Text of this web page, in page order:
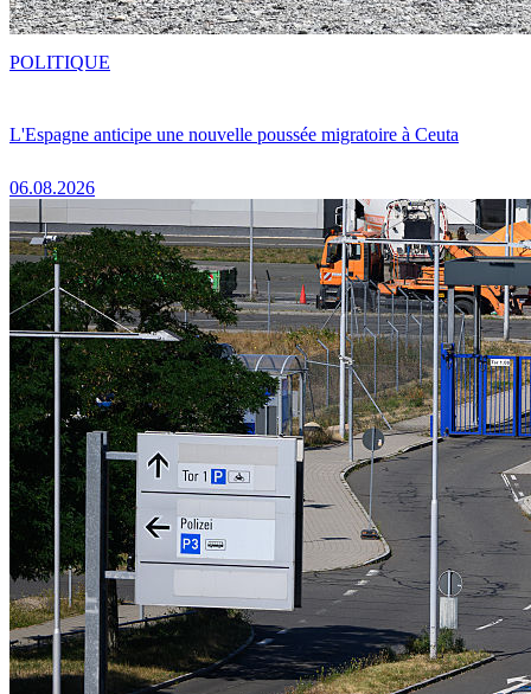
L'Espagne anticipe une nouvelle poussée migratoire à Ceuta
06.08.2026
POLITIQUE